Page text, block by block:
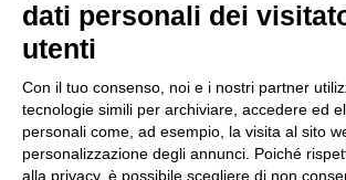
diagnosi e cura
della disciplina della Dermatologia
Documentazione Privacy –
dati personali dei
utenti
Con il tuo consenso, noi e i nostri partner
tecnologie simili per archiviare, accedere ed
personali come, ad esempio, la visita al sito
personalizzazione degli annunci. Poiché
alla privacy, è possibile scegliere di non